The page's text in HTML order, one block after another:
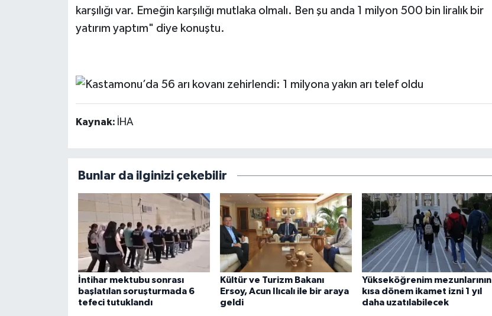
karşılığı var. Emeğin karşılığı mutlaka olmalı. Ben şu anda 1 milyon 500 bin liralık bir
yatırım yaptım" diye konuştu.
Kaynak: İHA
Bunlar da ilginizi çekebilir
İntihar mektubu sonrası
başlatılan soruşturmada 6
tefeci tutuklandı
Kültür ve Turizm Bakanı
Ersoy, Acun Ilıcalı ile bir araya
geldi
Yükseköğrenim mezunlarının
kısa dönem ikamet izni 1 yıl
daha uzatılabilecek